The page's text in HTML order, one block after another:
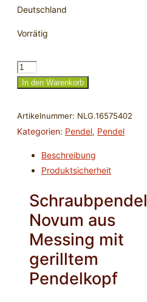
Deutschland
Vorrätig
Schraubpendel
Novum,
poliert
Menge
In den Warenkorb
Artikelnummer: NLG.16575402
Kategorien: Pendel, Pendel
Beschreibung
Produktsicherheit
Schraubpendel
Novum aus
Messing mit
gerilltem
Pendelkopf